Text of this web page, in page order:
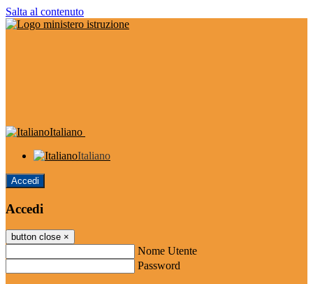
Salta al contenuto
Italiano
Italiano
Accedi
Accedi
button close ×
Nome Utente
Password